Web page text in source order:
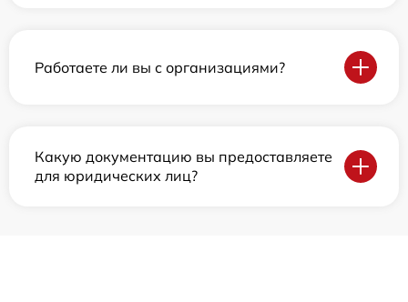
Работаете ли вы с организациями?
Какую документацию вы предоставляете
для юридических лиц?